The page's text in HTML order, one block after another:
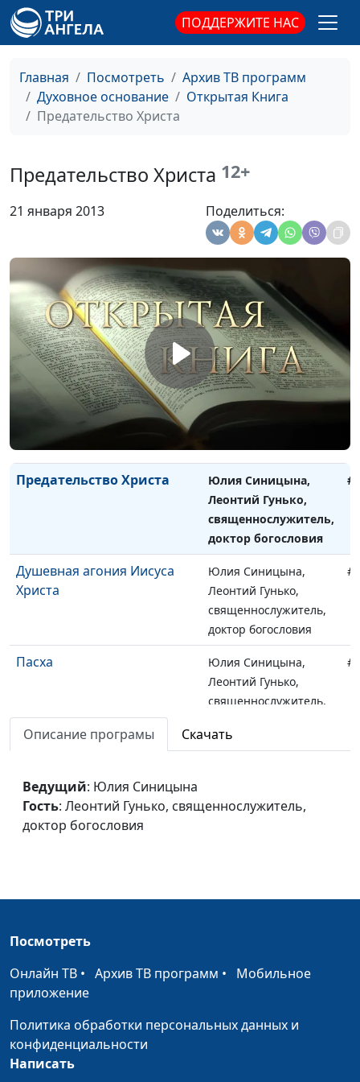
ПОДДЕРЖИТЕ НАС
Главная Посмотреть
Архив ТВ программ
Духовное основание
Открытая Книга
Предательство Христа
Предательство Христа 12+
21 января 2013 Поделиться:
Крестный путь Иисуса
Христа
Юлия Синицына,
Леонтий Гунько,
доктор богословия
Христос в претории Пилата
доктор богословия
Христос перед
Юлия Синицына,
Леонтий Гунько,
священнослужитель,
Отречение апостола Петра
Юлия Синицына,
Леонтий Гунько,
священнослужитель,
доктор богословия
Арест Иисуса Христа
Юлия Синицына,
Леонтий Гунько,
священнослужитель,
доктор богословия
Предательство Христа
Юлия Синицына,
Леонтий Гунько,
священнослужитель,
доктор богословия
Душевная агония Иисуса
Христа
Юлия Синицына,
Леонтий Гунько,
священнослужитель,
доктор богословия
Пасха
Юлия Синицына,
Леонтий Гунько,
священнослужитель,
Юлия Синицына,
доктор богословия
Родом из детства
богословия
Бить или не бить
Описание програмы Скачать
Ведущий: Юлия Синицына
Гость: Леонтий Гунько, священнослужитель,
доктор богословия
Посмотреть
Онлайн ТВ • Архив ТВ программ • Мобильное
приложение
Политика обработки персональных данных и
конфиденциальности
Написать